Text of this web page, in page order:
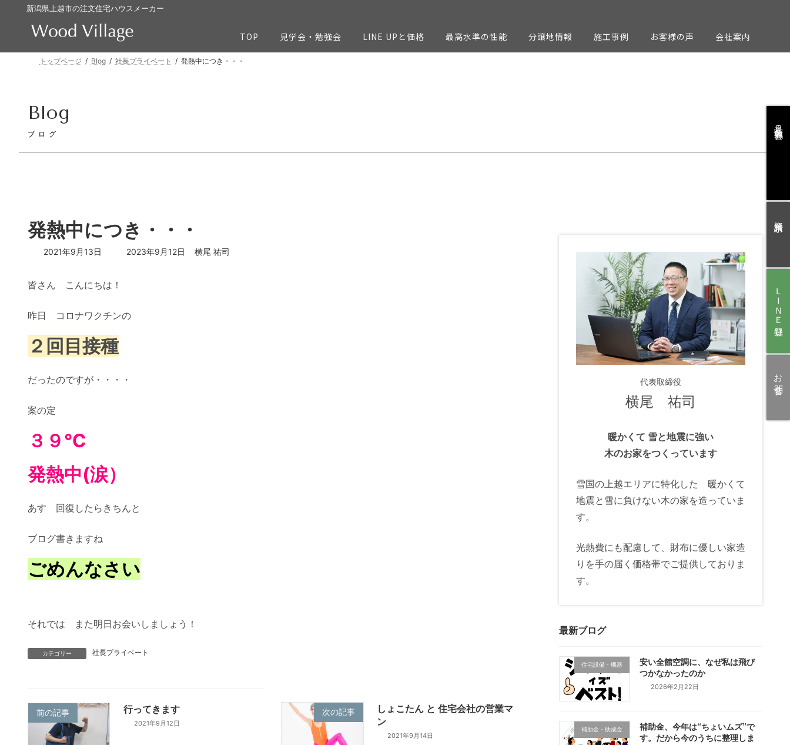
新潟県上越市の注文住宅ハウスメーカー
TOP 見学会・勉強会 LINE UPと価格 最高水準の性能 分譲地情報 施工事例 お客様の声 会社案内
トップページ Blog 社長プライベート 発熱中につき・・・
Blog
ブログ
発熱中につき・・・
2021年9月13日
最
:
2023年9月12日 横尾 祐司
皆さん こんにちは！
昨日 コロナワクチンの
２回目接種
だったのですが・・・・
案の定
３９℃
発熱中(涙）
あす 回復したらきちんと
ブログ書きますね
ごめんなさい
それでは また明日お会いしましょう！
カテゴリー 社長プライベート
前の記事 行ってきます
2021年9月12日
次の記事
しょこたん と 住宅会社の営業マ
ン
2021年9月14日
代表取締役
横尾 祐司
暖かくて 雪と地震に強い
木のお家をつくっています
雪国の上越エリアに特化した 暖かくて
地震と雪に負けない木の家を造っていま
す。
光熱費にも配慮して、財布に優しい家造
りを手の届く価格帯でご提供しておりま
す。
最新ブログ
住宅設備・機器
安い全館空調に、なぜ私は飛び
つかなかったのか
2026年2月22日
補助金・助成金
補助金、今年は“ちょいムズ”で
す。だから今のうちに整理しま
ＬＩＮＥ登録
お問合せ